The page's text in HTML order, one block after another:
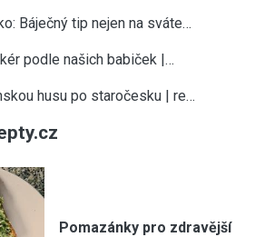
Báječný tip nejen na sváte…
podle našich babiček |…
husu po staročesku | re…
Pomazánky pro zdravější